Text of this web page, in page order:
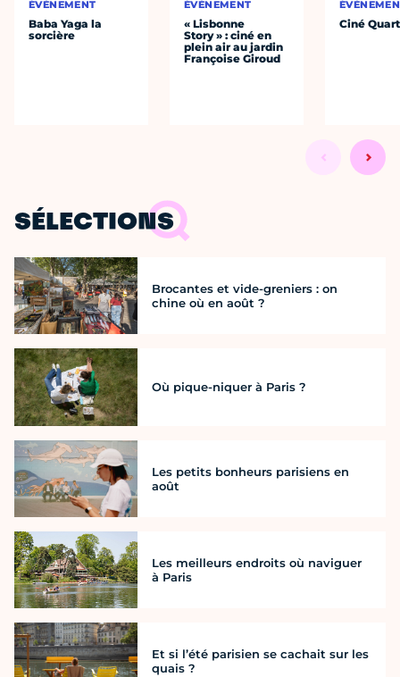
ÉVÈNEMENT
Baba Yaga la
sorcière
ÉVÈNEMENT
« Lisbonne
Story » : ciné en
plein air au jardin
Françoise Giroud
Ciné
SÉLECTIONS
Brocantes et vide-greniers : on
chine où en août ?
Où pique-niquer à Paris ?
Les petits bonheurs parisiens en
août
Les meilleurs endroits où naviguer
à Paris
Et si l’été parisien se cachait sur les
quais ?